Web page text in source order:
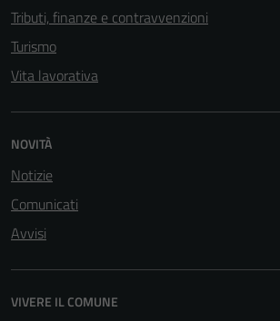
Tributi, finanze e contravvenzioni
Turismo
Vita lavorativa
NOVITÀ
Notizie
Comunicati
Avvisi
VIVERE IL COMUNE